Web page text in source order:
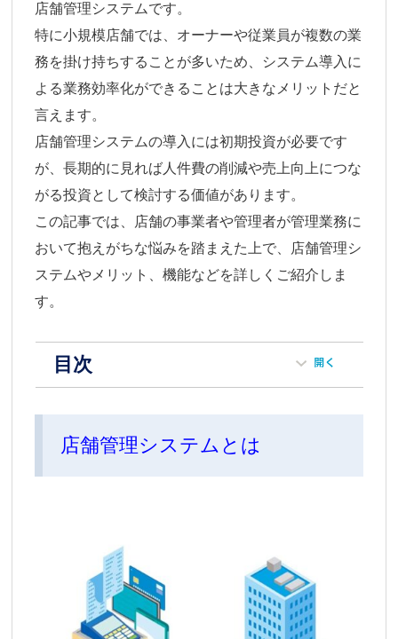
店舗管理システムです。
特に小規模店舗では、オーナーや従業員が複数の業
務を掛け持ちすることが多いため、システム導入に
よる業務効率化ができることは大きなメリットだと
言えます。
店舗管理システムの導入には初期投資が必要です
が、長期的に見れば人件費の削減や売上向上につな
がる投資として検討する価値があります。
この記事では、店舗の事業者や管理者が管理業務に
おいて抱えがちな悩みを踏まえた上で、店舗管理シ
ステムやメリット、機能などを詳しくご紹介しま
す。
目次
店舗管理システムとは